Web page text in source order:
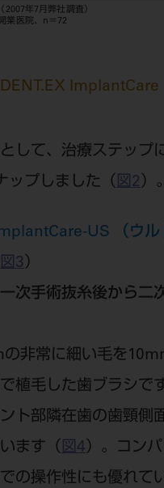
2007年7月弊社調査）
業医院、n＝72
ImplantCare
して、治療ステップ
ップしました（ 図2 ）。
US （ウル
図3 ）
次手術抜糸後から二
非常に細い毛を
植毛した歯ブラシで
ト部隣在歯の歯頸側
ます（ 図4）。コン
の操作性にも優れて